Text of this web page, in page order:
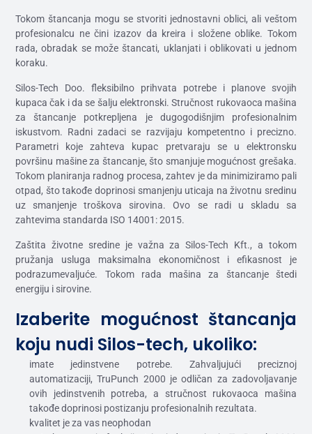
Tokom štancanja mogu se stvoriti jednostavni oblici, ali veštom
profesionalcu ne čini izazov da kreira i složene oblike. Tokom
rada, obradak se može štancati, uklanjati i oblikovati u jednom
koraku.
Silos-Tech Doo. fleksibilno prihvata potrebe i planove svojih
kupaca čak i da se šalju elektronski. Stručnost rukovaoca mašina
za štancanje potkrepljena je dugogodišnjim profesionalnim
iskustvom. Radni zadaci se razvijaju kompetentno i precizno.
Parametri koje zahteva kupac pretvaraju se u elektronsku
površinu mašine za štancanje, što smanjuje mogućnost grešaka.
Tokom planiranja radnog procesa, zahtev je da minimiziramo pali
otpad, što takođe doprinosi smanjenju uticaja na životnu sredinu
uz smanjenje troškova sirovina. Ovo se radi u skladu sa
zahtevima standarda ISO 14001: 2015.
Zaštita životne sredine je važna za Silos-Tech Kft., a tokom
pružanja usluga maksimalna ekonomičnost i efikasnost je
podrazumevaljuće. Tokom rada mašina za štancanje štedi
energiju i sirovine.
Izaberite mogućnost štancanja
koju nudi Silos-tech, ukoliko:
imate jedinstvene potrebe. Zahvaljujući preciznoj
automatizaciji, TruPunch 2000 je odličan za zadovoljavanje
ovih jedinstvenih potreba, a stručnost rukovaoca mašina
takođe doprinosi postizanju profesionalnih rezultata.
kvalitet je za vas neophodan